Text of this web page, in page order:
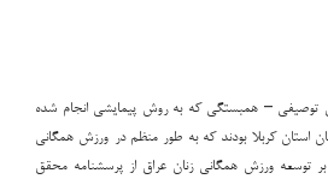
توصیفی – همبستگی که به روش پیمایشی انجام شده
از مدل سازی معادلات ساختاری استفاده شد. جامعه آماری شامل 384نفر از زنان استان کربلا بودند که به طور منظم در ورزش همگانی
توسعه ورزش همگانی زنان عراق از پرسشنامه محقق